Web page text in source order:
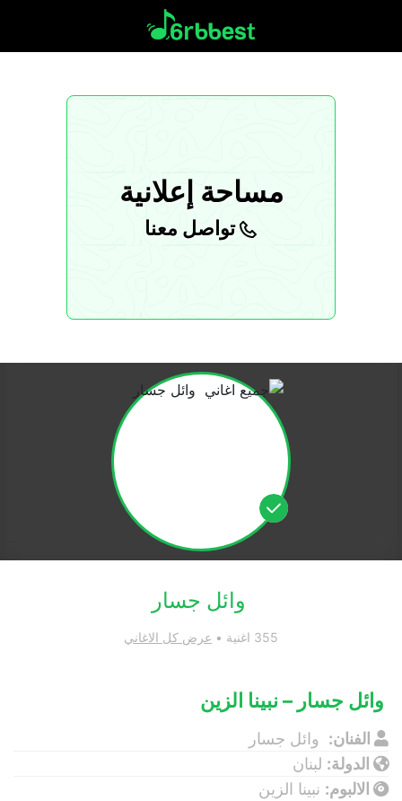
مساحة إعلانية
تواصل معنا
وائل جسار
355 اغنية • عرض كل الاغاني
وائل جسار – نبينا الزين
الفنان:
وائل جسار
الدولة: لبنان
الالبوم: نبينا الزين